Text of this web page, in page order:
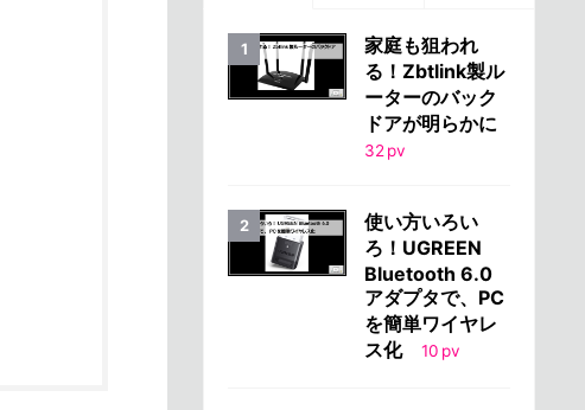
家庭も狙われ
る！Zbtlink製ル
ーターのバック
ドアが明らかに
32 pv
使い方いろい
ろ！UGREEN
Bluetooth 6.0
アダプタで、PC
を簡単ワイヤレ
ス化
10 pv